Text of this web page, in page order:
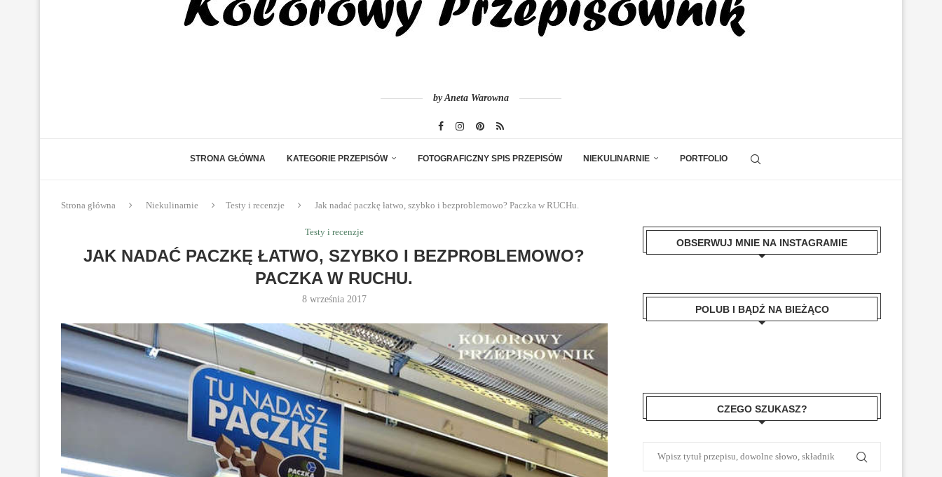
by Aneta Warowna
STRONA GŁÓWNA KATEGORIE PRZEPISÓW FOTOGRAFICZNY SPIS PRZEPISÓW NIEKULINARNIE PORTFOLIO
Strona główna Niekulinarnie Testy i recenzje Jak nadać paczkę łatwo, szybko i bezproblemowo? Paczka w RUCHu.
Testy i recenzje
JAK NADAĆ PACZKĘ ŁATWO, SZYBKO I BEZPROBLEMOWO?
PACZKA W RUCHU.
8 września 2017
OBSERWUJ MNIE NA INSTAGRAMIE
POLUB I BĄDŹ NA BIEŻĄCO
CZEGO SZUKASZ?